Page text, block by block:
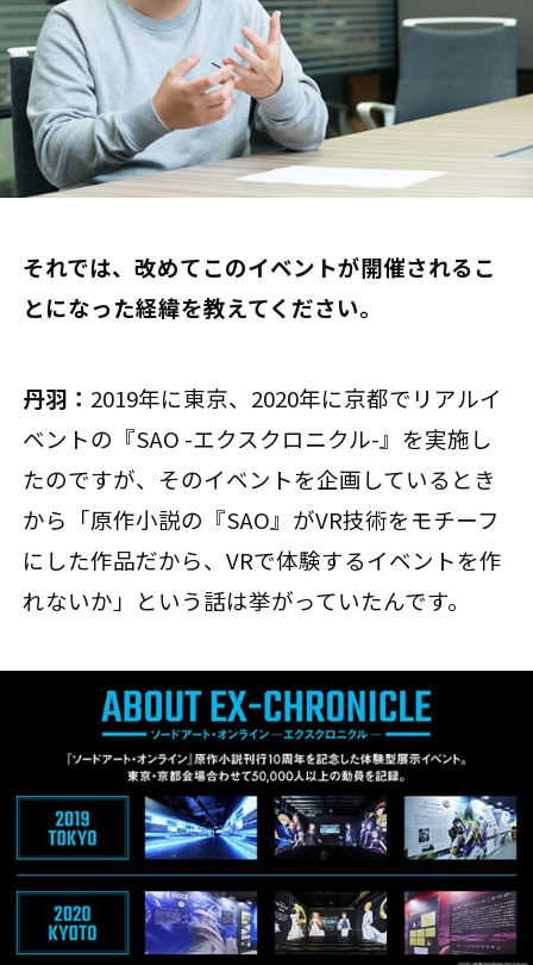
――それでは、改めてこのイベントが開催されるこ
とになった経緯を教えてください。
丹羽： 2019年に東京、2020年に京都でリアルイ
ベントの『SAO -エクスクロニクル-』を実施し
たのですが、そのイベントを企画しているとき
から「原作小説の『SAO』がVR技術をモチーフ
にした作品だから、VRで体験するイベントを作
れないか」という話は挙がっていたんです。